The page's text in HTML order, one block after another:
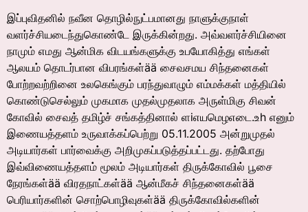
இப்புவிதனில் நவீன தொழில்நுட்பமானது நாளுக்குநாள்
வளர்ச்சியடைந்துகொண்டே இருக்கின்றது. அவ்வளர்ச்சியினை
நாமும் எமது ஆன்மிக விடயங்களுக்கு உபயோகித்து எங்கள்
ஆலயம் தொடர்பான விபரங்கள்ää சைவசமய சிந்தனைகள்
போற்றவற்றினை உலகெங்கும் பரந்துவாழும் எம்மக்கள் மத்தியில்
கொண்டுசெல்லும் முகமாக முதல்முதலாக அருள்மிகு சிவன்
கோவில் சைவத் தமிழ்ச் சங்கத்தினால் ளiஎயமெழஎடை.உh எனும்
இணையத்தளம் உருவாக்கப்பெற்று 05.11.2005 அன்றுமுதல்
அடியார்கள் பார்வைக்கு அறிமுகப்படுத்தப்பட்டது. தற்போது
இவ்விணையத்தளம் மூலம் அடியார்கள் திருக்கோவில் பூசை
நேரங்கள்ää விரதநாட்கள்ää ஆன்மீகச் சிந்தனைகள்ää
பெரியார்களின் சொற்பொழிவுகள்ää திருக்கோவில்களின்